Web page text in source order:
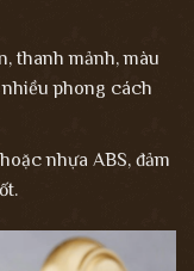
thanh mảnh, màu
phong cách
nhựa ABS, đảm